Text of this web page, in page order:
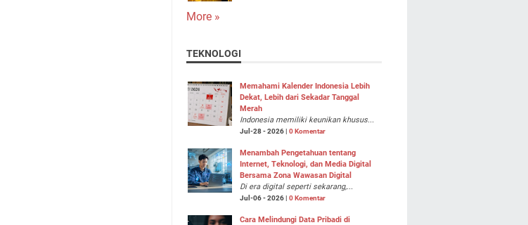
More »
TEKNOLOGI
Memahami Kalender Indonesia Lebih
Dekat, Lebih dari Sekadar Tanggal
Merah
Indonesia memiliki keunikan khusus...
Jul-28 - 2026 | 0 Komentar
Menambah Pengetahuan tentang
Internet, Teknologi, dan Media Digital
Bersama Zona Wawasan Digital
Di era digital seperti sekarang,...
Jul-06 - 2026 | 0 Komentar
Cara Melindungi Data Pribadi di